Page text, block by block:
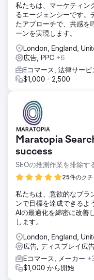
私たちは、マーケティン
るエージェンシーです。
たアプローチで、共感を
ーンを実現します。
London, England,
広告, PPC +6
Eコマース, 法律サービ
$1,000 - 2,500
Maratopia
success
SEOの推測作業を排除す
25件のクチ
私たちは、意欲的なブラ
ンで目標を達成できるよ
AIの最適化を綿密に改善
します。
London, England,
広告, ディスプレイ広
Eコマース, メーカー
$1,000 から開始